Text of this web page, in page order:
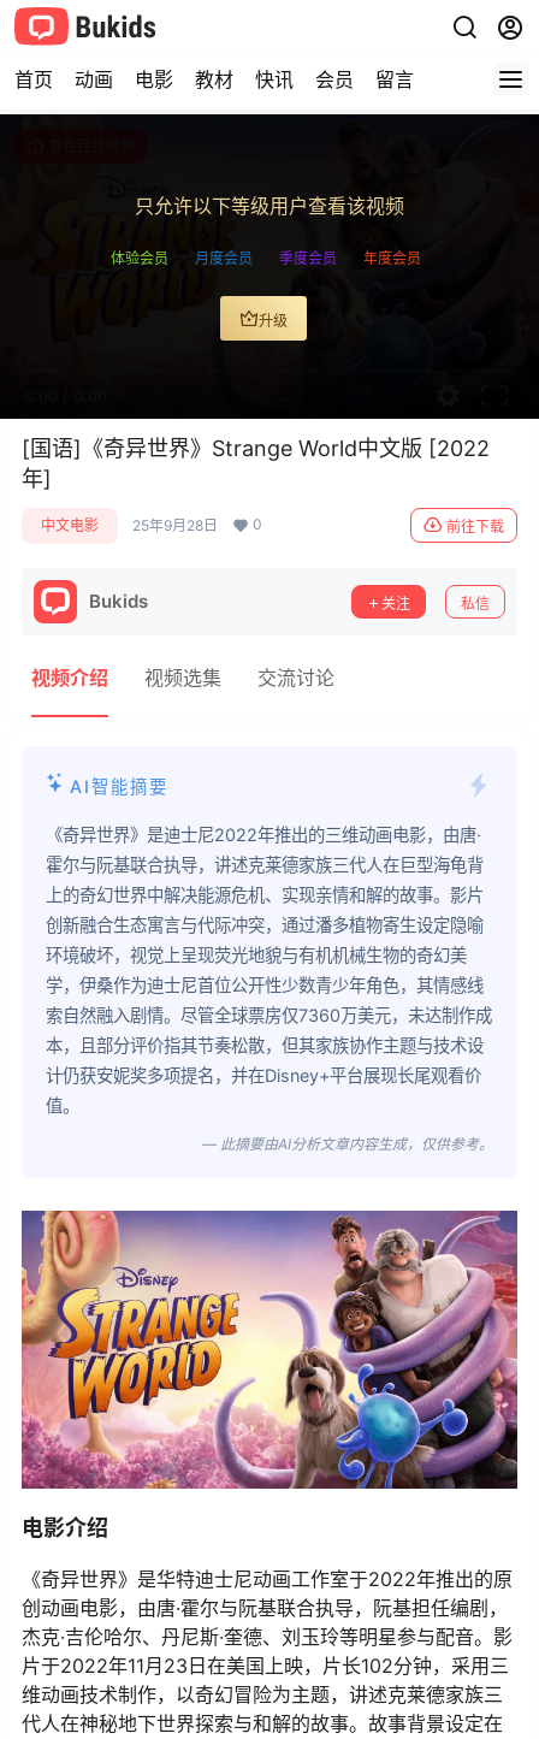
首页 动画 电影 教材 快讯 会员 留言
只允许以下等级用户查看该视频
体验会员 月度会员 季度会员 年度会员
升级
[国语]《奇异世界》Strange World中文版 [2022
年]
中文电影 25年9月28日 0 前往下载
Bukids 关注 私信
视频介绍 视频选集 交流讨论
AI智能摘要
《奇异世界》是迪士尼2022年推出的三维动画电影，由唐·
霍尔与阮基联合执导，讲述克莱德家族三代人在巨型海龟背
上的奇幻世界中解决能源危机、实现亲情和解的故事。影片
创新融合生态寓言与代际冲突，通过潘多植物寄生设定隐喻
环境破坏，视觉上呈现荧光地貌与有机机械生物的奇幻美
学，伊桑作为迪士尼首位公开性少数青少年角色，其情感线
索自然融入剧情。尽管全球票房仅7360万美元，未达制作成
本，且部分评价指其节奏松散，但其家族协作主题与技术设
计仍获安妮奖多项提名，并在Disney+平台展现长尾观看价
值。
— 此摘要由AI分析文章内容生成，仅供参考。
电影介绍
《奇异世界》是华特迪士尼动画工作室于2022年推出的原
创动画电影，由唐·霍尔与阮基联合执导，阮基担任编剧，
杰克·吉伦哈尔、丹尼斯·奎德、刘玉玲等明星参与配音。影
片于2022年11月23日在美国上映，片长102分钟，采用三
维动画技术制作，以奇幻冒险为主题，讲述克莱德家族三
代人在神秘地下世界探索与和解的故事。故事背景设定在